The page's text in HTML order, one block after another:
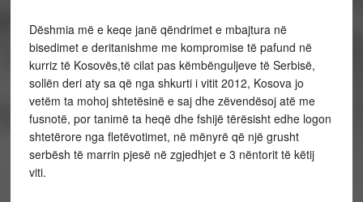
Dëshmia më e keqe janë qëndrimet e mbajtura në
bisedimet e deritanishme me kompromise të pafund në
kurriz të Kosovës,të cilat pas këmbënguljeve të Serbisë,
sollën deri aty sa që nga shkurti i vitit 2012, Kosova jo
vetëm ta mohoj shtetësinë e saj dhe zëvendësoj atë me
fusnotë, por tanimë ta heqë dhe fshijë tërësisht edhe logon
shtetërore nga fletëvotimet, në mënyrë që një grusht
serbësh të marrin pjesë në zgjedhjet e 3 nëntorit të këtij
viti.